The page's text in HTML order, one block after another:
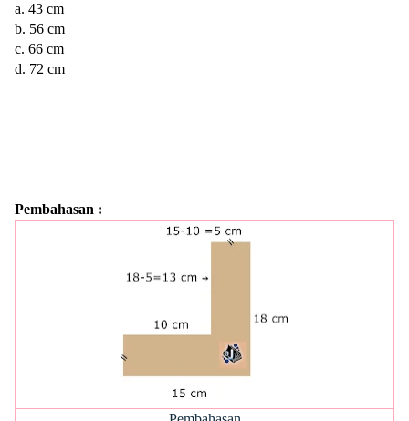
a. 43 cm
b. 56 cm
c. 66 cm
d. 72 cm
Pembahasan :